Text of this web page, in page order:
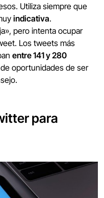
Utiliza siempre que
indicativa.
pero intenta ocupar
Los tweets más
entre 141 y 280
oportunidades de ser
para